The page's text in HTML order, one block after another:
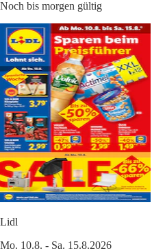
Noch bis morgen gültig
Lidl
Mo. 10.8. - Sa. 15.8.2026